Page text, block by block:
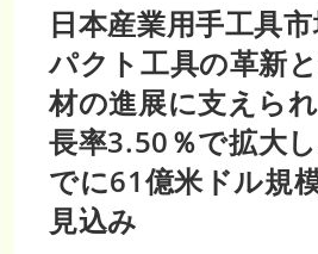
カ
レ
ー
タ
ー
市
場、
2035
年
43
億
ド
日本産業用手工具
パクト工具の革新
材の進展に支えら
長率3.50％で拡大
でに61億米ドル規
見込み